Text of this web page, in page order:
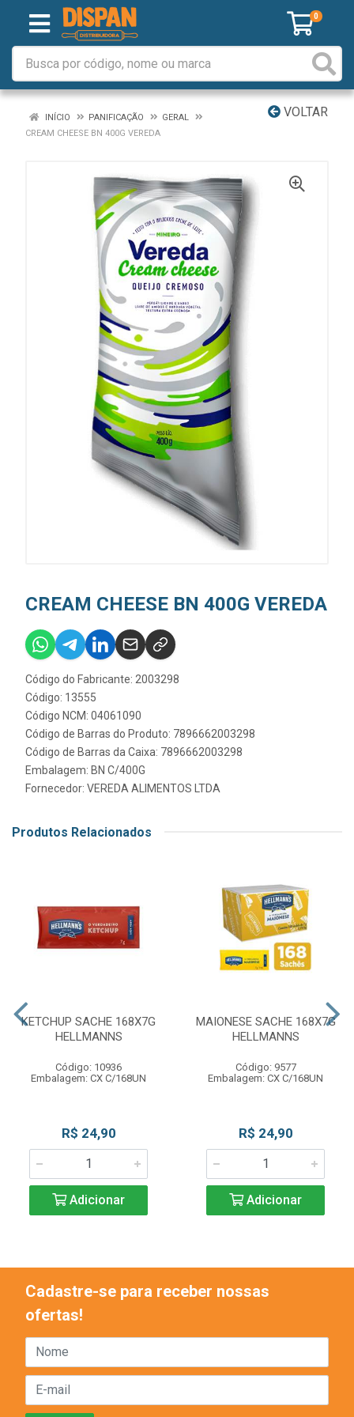
0
VOLTAR
INÍCIO PANIFICAÇÃO
GERAL
CREAM CHEESE BN 400G VEREDA
CREAM CHEESE BN 400G VEREDA
Código do Fabricante: 2003298
Código: 13555
Código NCM: 04061090
Código de Barras do Produto: 7896662003298
Código de Barras da Caixa: 7896662003298
Embalagem: BN C/400G
Fornecedor: VEREDA ALIMENTOS LTDA
Produtos Relacionados
KETCHUP SACHE 168X7G
HELLMANNS
Código: 10936
Embalagem: CX C/168UN
R$ 24,90
Adicionar
MAIONESE SACHE 168X7G
HELLMANNS
Código: 9577
Embalagem: CX C/168UN
R$ 24,90
Adicionar
Cadastre-se para receber nossas
ofertas!